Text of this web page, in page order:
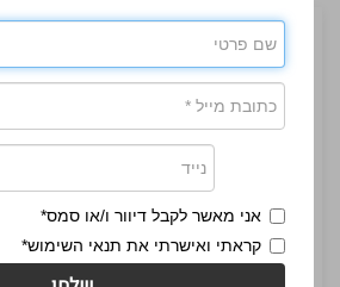
אני מאשר לקבל דיוור ו/או סמס*
קראתי ואישרתי את תנאי השימוש*